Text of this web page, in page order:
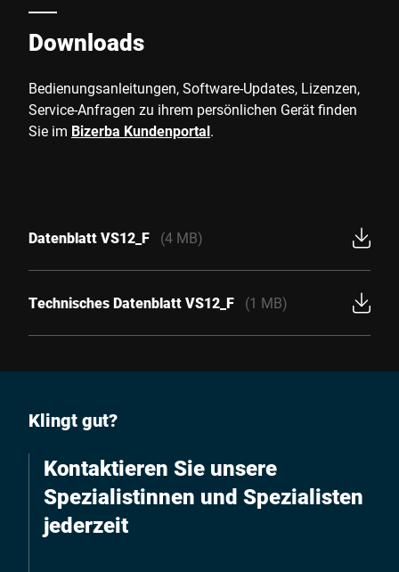
Downloads
Bedienungsanleitungen, Software-Updates, Lizenzen,
Service-Anfragen zu ihrem persönlichen Gerät finden
Sie im Bizerba Kundenportal.
Datenblatt VS12_F (4 MB)
Technisches Datenblatt VS12_F (1 MB)
Klingt gut?
Kontaktieren Sie unsere
Spezialistinnen und Spezialisten
jederzeit